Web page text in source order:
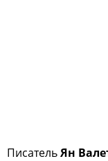
ПисательЯн